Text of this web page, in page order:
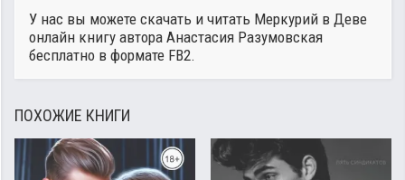
У нас вы можете скачать и читать Меркурий в Деве
онлайн книгу автора Анастасия Разумовская
бесплатно в формате FB2.
ПОХОЖИЕ КНИГИ